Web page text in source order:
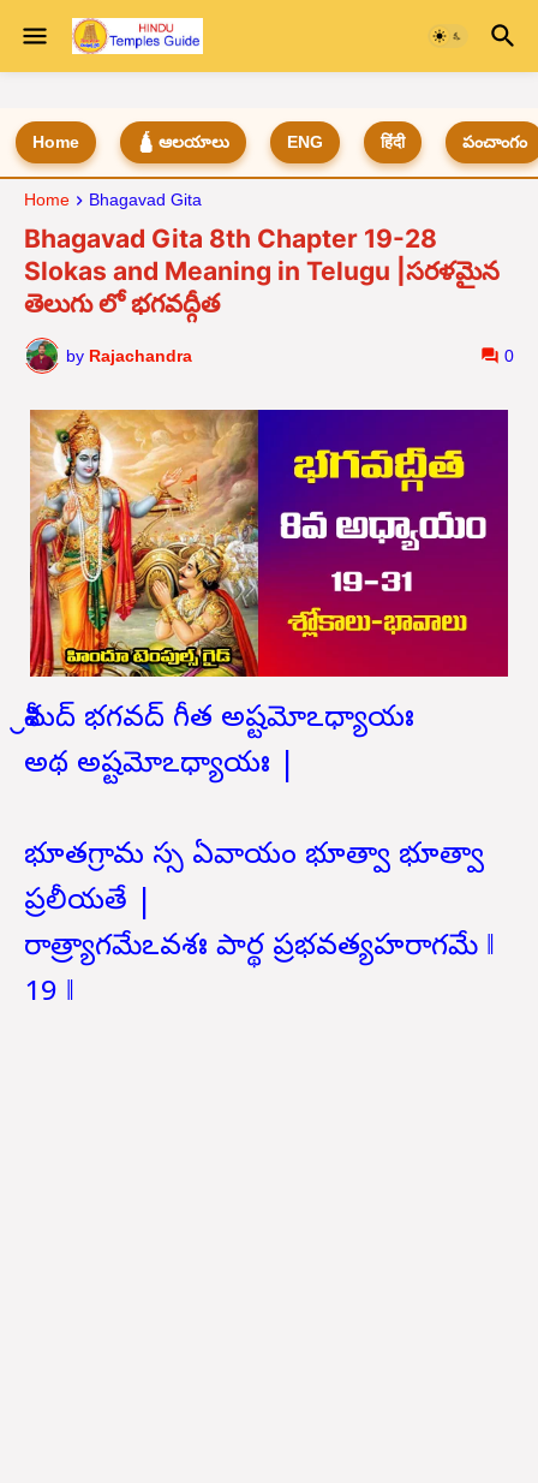
Home 🛕 ఆలయాలు ENG हिंदी పంచాంగం
Home Bhagavad Gita
Bhagavad Gita 8th Chapter 19-28
Slokas and Meaning in Telugu |సరళమైన
తెలుగు లో భగవద్గీత
by Rajachandra 0
శ్రీమద్ భగవద్ గీత అష్టమోఽధ్యాయః
అథ అష్టమోఽధ్యాయః |
భూతగ్రామ స్స ఏవాయం భూత్వా భూత్వా
ప్రలీయతే |
రాత్ర్యాగమేఽవశః పార్థ ప్రభవత్యహరాగమే ‖
19 ‖